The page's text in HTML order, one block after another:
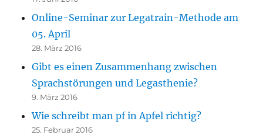
Online-Seminar zur Legatrain-Methode am
05. April
28. März 2016
Gibt es einen Zusammenhang zwischen
Sprachstörungen und Legasthenie?
9. März 2016
Wie schreibt man pf in Apfel richtig?
25. Februar 2016